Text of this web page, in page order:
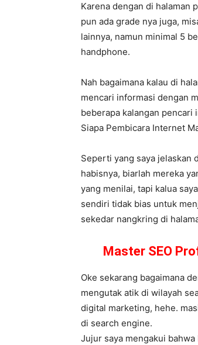
Karena dengan di halaman
pun ada grade nya juga,
lainnya, namun minimal 5
handphone.
Nah bagaimana kalau di
mencari informasi dengan
beberapa kalangan pencari
Siapa Pembicara Internet
Seperti yang saya jelaskan
habisnya, biarlah mereka
yang menilai, tapi kalua
sendiri tidak bias untuk
sekedar nangkring di
Master SEO
Oke sekarang bagaimana
mengutak atik di wilayah
digital marketing, hehe.
di search engine.
Jujur saya mengakui